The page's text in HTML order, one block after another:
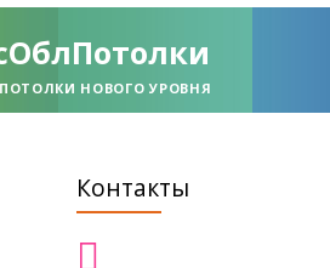
НОВОГО УРОВНЯ
Контакты